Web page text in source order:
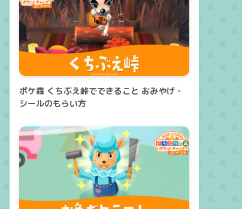
ポケ森 くちぶえ峠でできること おみやげ・
シールのもらい方